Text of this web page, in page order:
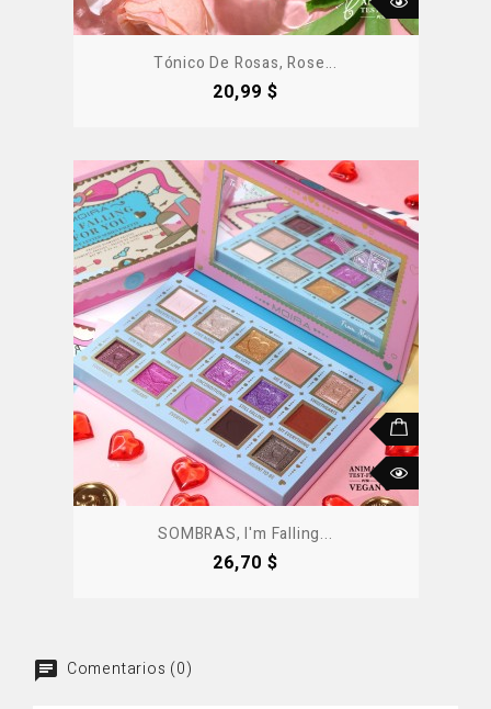
Tónico De Rosas, Rose...
Precio
20,99 $
SOMBRAS, I'm Falling...
Precio
26,70 $
Comentarios (0)